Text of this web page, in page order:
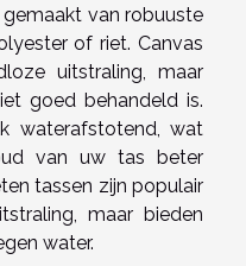
van robuuste
of riet. Canvas
uitstraling, maar
goed behandeld is.
waterafstotend, wat
van uw tas beter
tassen zijn populair
maar bieden
water.